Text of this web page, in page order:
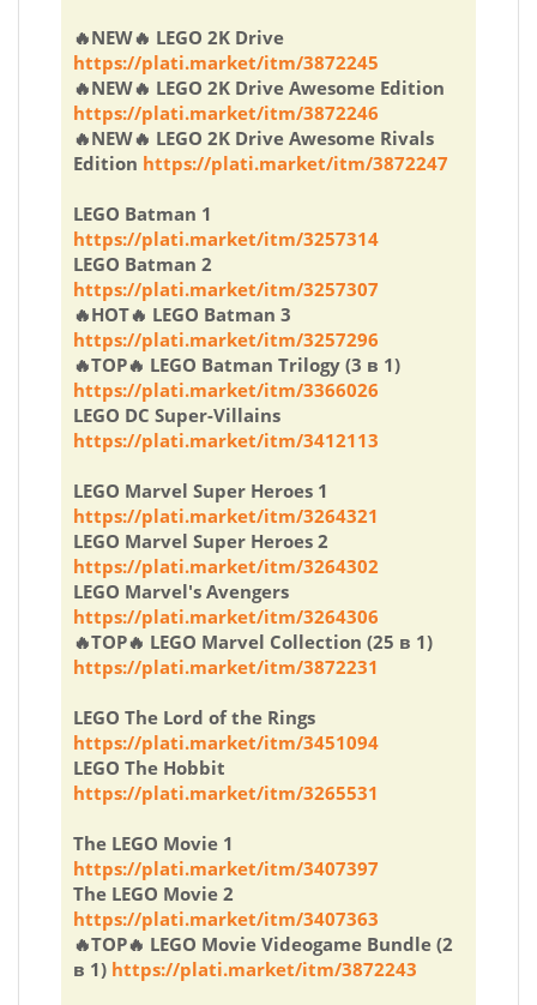
🔥NEW🔥 LEGO 2K Drive
https://plati.market/itm/3872245
🔥NEW🔥 LEGO 2K Drive Awesome Edition
https://plati.market/itm/3872246
🔥NEW🔥 LEGO 2K Drive Awesome Rivals
Edition https://plati.market/itm/3872247
LEGO Batman 1
https://plati.market/itm/3257314
LEGO Batman 2
https://plati.market/itm/3257307
🔥HOT🔥 LEGO Batman 3
https://plati.market/itm/3257296
🔥TOP🔥 LEGO Batman Trilogy (3 в 1)
https://plati.market/itm/3366026
LEGO DC Super-Villains
https://plati.market/itm/3412113
LEGO Marvel Super Heroes 1
https://plati.market/itm/3264321
LEGO Marvel Super Heroes 2
https://plati.market/itm/3264302
LEGO Marvel's Avengers
https://plati.market/itm/3264306
🔥TOP🔥 LEGO Marvel Collection (25 в 1)
https://plati.market/itm/3872231
LEGO The Lord of the Rings
https://plati.market/itm/3451094
LEGO The Hobbit
https://plati.market/itm/3265531
The LEGO Movie 1
https://plati.market/itm/3407397
The LEGO Movie 2
https://plati.market/itm/3407363
🔥TOP🔥 LEGO Movie Videogame Bundle (2
в 1) https://plati.market/itm/3872243